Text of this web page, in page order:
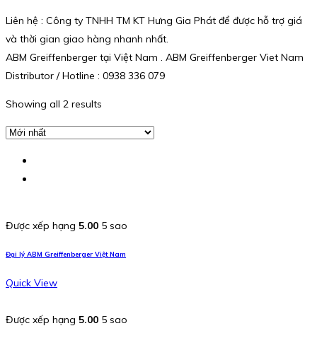
Liên hệ : Công ty TNHH TM KT Hưng Gia Phát để được hỗ trợ giá
và thời gian giao hàng nhanh nhất.
ABM Greiffenberger tại Việt Nam . ABM Greiffenberger Viet Nam
Distributor / Hotline : 0938 336 079
Showing all 2 results
Được xếp hạng 5.00 5 sao
Đại lý ABM Greiffenberger Việt Nam
Quick View
Được xếp hạng 5.00 5 sao